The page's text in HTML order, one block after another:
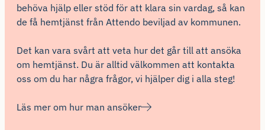
behöva hjälp eller stöd för att klara sin vardag, så kan
de få hemtjänst från Attendo beviljad av kommunen.
Det kan vara svårt att veta hur det går till att ansöka
om hemtjänst. Du är alltid välkommen att kontakta
oss om du har några frågor, vi hjälper dig i alla steg!
Läs mer om hur man ansöker